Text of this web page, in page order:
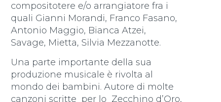
compositotere e/o arrangiatore fra i
quali Gianni Morandi, Franco Fasano,
Antonio Maggio, Bianca Atzei,
Savage, Mietta, Silvia Mezzanotte.
Una parte importante della sua
produzione musicale è rivolta al
mondo dei bambini. Autore di molte
canzoni scritte per lo Zecchino d’Oro,